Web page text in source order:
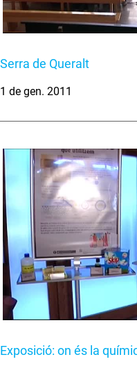
Serra de Queralt
1 de gen. 2011
Exposició: on és la